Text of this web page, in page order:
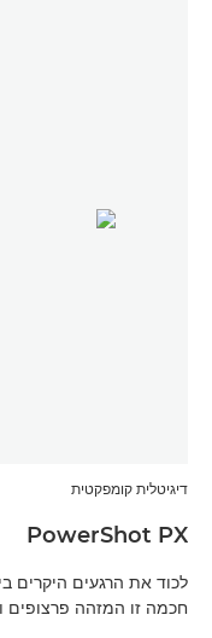
דיגיטלית קומפקטית
PowerShot PX
לכוד את הרגעים היקרים
חכמה זו המזהה